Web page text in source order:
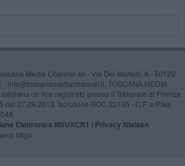
Media Channel srl - Via Dei Martelli, 8 - 50129
- info@toscanamediachannel.it. TOSCANA MEDIA
on line registrato presso il Tribunale di Firenze
del 27.09.2013. Iscrizione ROC 22105 - C.F. e P.Iva
Elettronica M5UXCR1 | Privacy Nielsen
Migli